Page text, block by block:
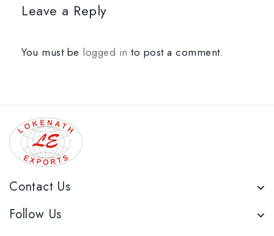
Leave a Reply
You must be logged in to post a comment.
Contact Us
Follow Us